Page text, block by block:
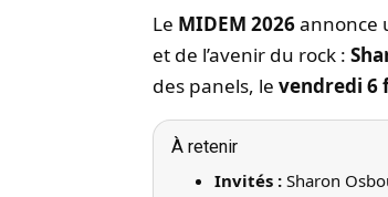
Le MIDEM 2026annonce
et de l’avenir du rock :
des panels, le vendredi 6
À retenir
Invités : Sharon